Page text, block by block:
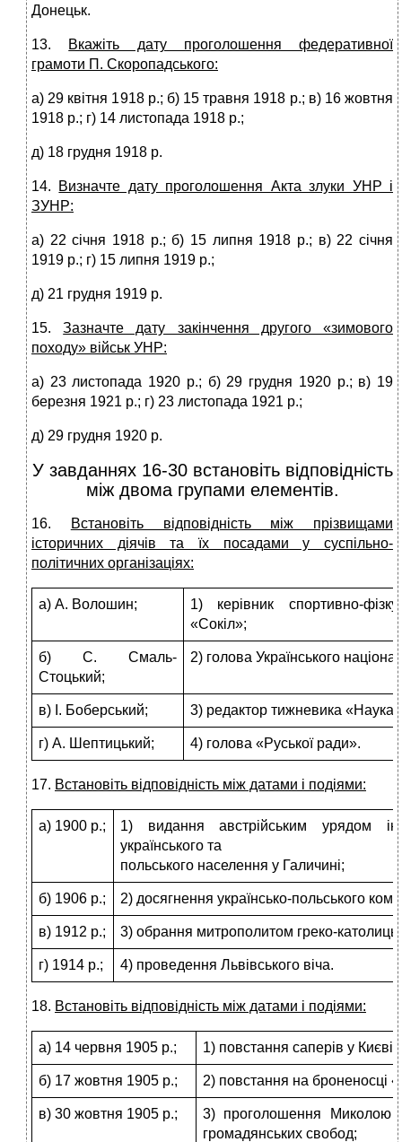
Донецьк.
13.
Вкажіть дату проголошення федеративної
грамоти П. Скоро­падського:
а) 29 квітня 1918 р.; б) 15 травня 1918 р.; в) 16 жовтня
1918 р.; г) 14 листопада 1918 р.;
д) 18 грудня 1918 р.
14. Визначте дату проголошення Акта злуки УНР і
ЗУНР:
а) 22 січня 1918 р.; б) 15 липня 1918 р.; в) 22 січня
1919 р.; г) 15 липня 1919 р.;
д) 21 грудня 1919 р.
15.Зазначте дату закінчення другого «зимового
походу» військ УНР:
а) 23 листопада 1920 р.; б) 29 грудня 1920 р.; в) 19
березня 1921 р.; г) 23 листопада 1921 р.;
д) 29 грудня 1920 р.
У завданнях 16-30 встановіть відповідність
між двома групами елементів.
16.
Встановіть відповідність між прізвищами
історичних діячів та їх посадами у суспільно-
політичних організаціях:
а) А. Волошин;
1) керівник спортивно-
«Сокіл»;
б) С. Смаль-
Стоцький;
2) голова Українського
в) І. Боберський; 3) редактор тижневика
г) А. Шептицький; 4) голова «Руської ради».
17. Встановіть відповідність між датами і подіями:
а) 1900 р.;
1) видання австрійським урядом
українського та
польського населення у Галичині;
б) 1906 р.; 2) досягнення українсько-польського
в) 1912 р.; 3) обрання митрополитом греко-
г) 1914 р.; 4) проведення Львівського віча.
18. Встановіть відповідність між датами і подіями:
а) 14 червня 1905 р.; 1) повстання саперів у Києві;
б) 17 жовтня 1905 р.; 2) повстання на броненосці
в) 30 жовтня 1905 р.;
3) проголошення Миколою
громадянських свобод;